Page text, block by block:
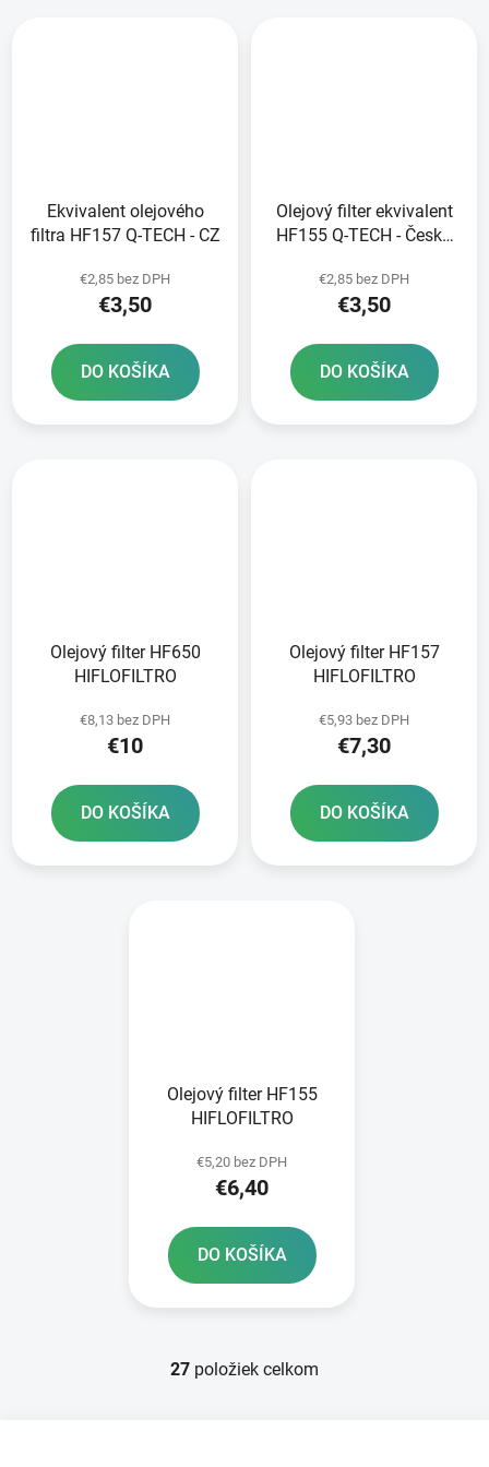
Ekvivalent olejového
filtra HF157 Q-TECH - CZ
€2,85 bez DPH
€3,50
DO KOŠÍKA
Olejový filter ekvivalent
HF155 Q-TECH - Česká
€2,85 bez DPH
€3,50
DO KOŠÍKA
Olejový filter HF650
HIFLOFILTRO
€8,13 bez DPH
€10
DO KOŠÍKA
Olejový filter HF157
HIFLOFILTRO
€5,93 bez DPH
€7,30
DO KOŠÍKA
Olejový filter HF155
HIFLOFILTRO
€5,20 bez DPH
€6,40
DO KOŠÍKA
O
27 položiek celkom